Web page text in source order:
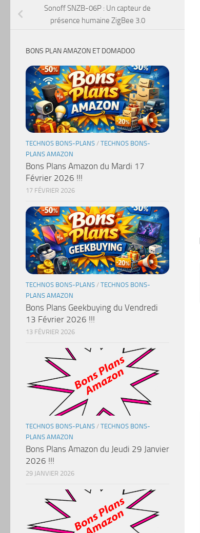
Sonoff SNZB-06P : Un capteur de
présence humaine ZigBee 3.0
BONS PLAN AMAZON ET DOMADOO
TECHNOS BONS-PLANS / TECHNOS BONS-
PLANS AMAZON
Bons Plans Amazon du Mardi 17
Février 2026 !!!
17 FÉVRIER 2026
TECHNOS BONS-PLANS / TECHNOS BONS-
PLANS AMAZON
Bons Plans Geekbuying du Vendredi
13 Février 2026 !!!
13 FÉVRIER 2026
TECHNOS BONS-PLANS / TECHNOS BONS-
PLANS AMAZON
Bons Plans Amazon du Jeudi 29 Janvier
2026 !!!
29 JANVIER 2026